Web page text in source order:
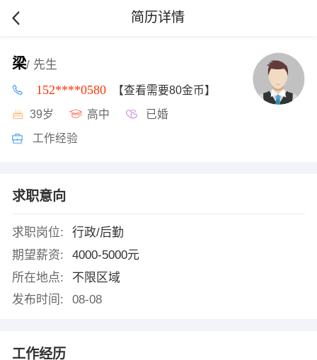
简历详情
梁/ 先生
152****0580 【查看需要80金币】
39岁 高中 已婚
工作经验
求职意向
求职岗位:
行政/后勤
期望薪资:
4000-5000元
所在地点:
不限区域
发布时间:
08-08
工作经历